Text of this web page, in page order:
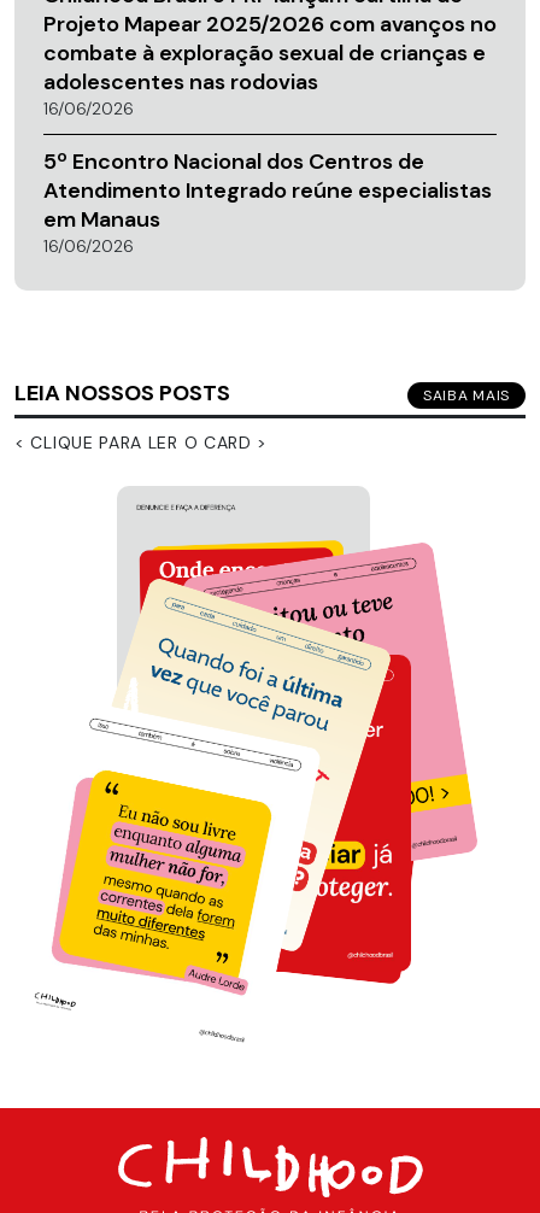
Projeto Mapear 2025/2026 com avanços no
combate à exploração sexual de crianças e
adolescentes nas rodovias
16/06/2026
5º Encontro Nacional dos Centros de
Atendimento Integrado reúne especialistas
em Manaus
16/06/2026
LEIA NOSSOS POSTS SAIBA MAIS
< CLIQUE PARA LER O CARD >